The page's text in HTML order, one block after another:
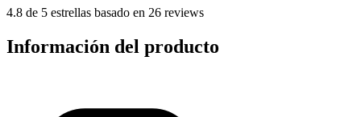
4.8 de 5 estrellas basado en 26 reviews
Información del producto